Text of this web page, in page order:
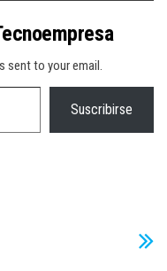
sent to your email.
Suscribirse